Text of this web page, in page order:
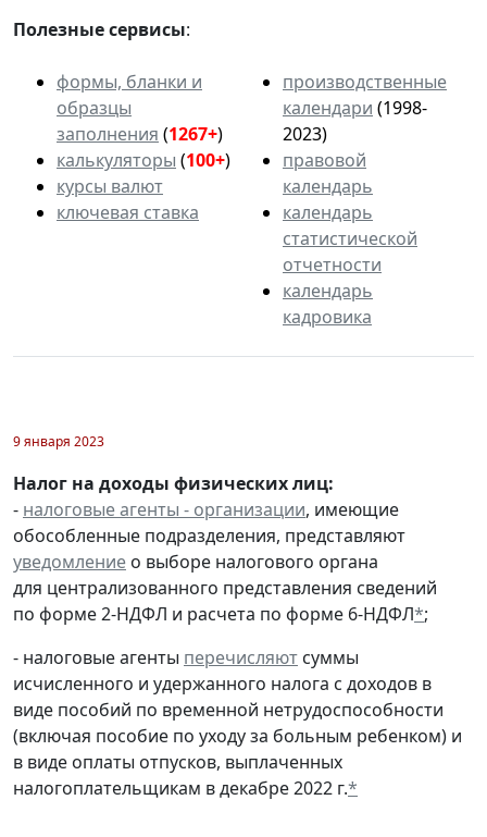
Полезные сервисы:
формы, бланки и
образцы
заполнения (1267+)
калькуляторы (100+)
курсы валют
ключевая ставка
производственные
календари (1998-
2023)
правовой
календарь
календарь
статистической
отчетности
календарь
кадровика
9 января 2023
Налог на доходы физических лиц:
- налоговые агенты - организации, имеющие
обособленные подразделения, представляют
уведомление о выборе налогового органа
для централизованного представления сведений
по форме 2-НДФЛ и расчета по форме 6-НДФЛ*;
- налоговые агенты перечисляют суммы
исчисленного и удержанного налога с доходов в
виде пособий по временной нетрудоспособности
(включая пособие по уходу за больным ребенком) и
в виде оплаты отпусков, выплаченных
налогоплательщикам в декабре 2022 г.*